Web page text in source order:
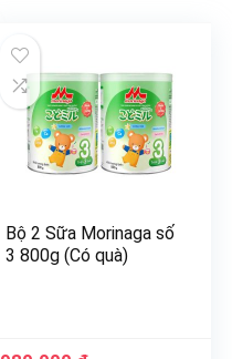
Bộ 2 Sữa Morinaga số
3 800g (Có quà)